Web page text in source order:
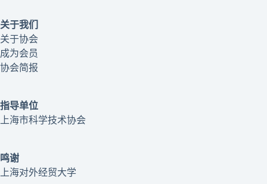
关于我们
关于协会
成为会员
协会简报
指导单位
上海市科学技术协会
鸣谢
上海对外经贸大学